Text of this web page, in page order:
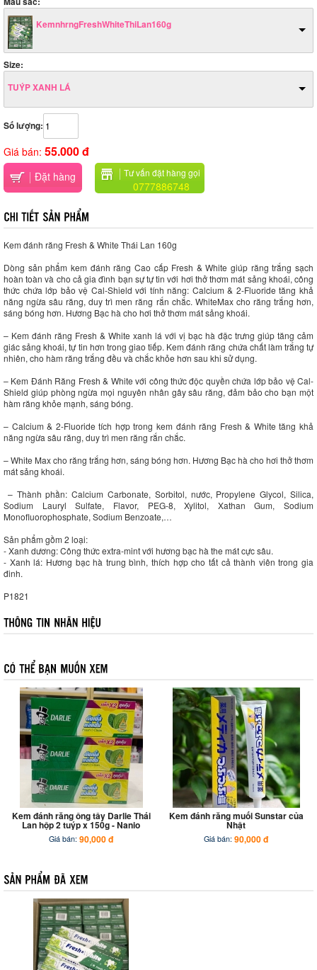
KemnhrngFreshWhiteThiLan160g
Size:
TUÝP XANH LÁ
Số lượng:
Giá bán: 55.000 đ
Đặt hàng Tư vấn đặt hàng gọi
0777886748
Kem đánh răng Fresh & White Thái Lan 160g
Dòng sản phẩm kem đánh răng Cao cấp Fresh & White giúp răng trắng sạch
hoàn toàn và cho cả gia đình bạn sự tự tin với hơi thở thơm mát sảng khoái, công
thức chứa lớp bảo vệ Cal-Shield với tính năng: Calcium & 2-Fluoride tăng khả
năng ngừa sâu răng, duy trì men răng rắn chắc. WhiteMax cho răng trắng hơn,
sáng bóng hơn. Hương Bạc hà cho hơi thở thơm mát sảng khoái.
– Kem đánh răng Fresh & White xanh lá với vị bạc hà đặc trưng giúp tăng cảm
giác sảng khoái, tự tin hơn trong giao tiếp. Kem đánh răng chứa chất làm trắng tự
nhiên, cho hàm răng trắng đều và chắc khỏe hơn sau khi sử dụng.
– Kem Đánh Răng Fresh & White với công thức độc quyền chứa lớp bảo vệ Cal-
Shield giúp phòng ngừa mọi nguyên nhân gây sâu răng, đảm bảo cho bạn một
hàm răng khỏe mạnh, sáng bóng.
– Calcium & 2-Fluoride tích hợp trong kem đánh răng Fresh & White tăng khả
năng ngừa sâu răng, duy trì men răng rắn chắc.
– White Max cho răng trắng hơn, sáng bóng hơn. Hương Bạc hà cho hơi thở thơm
mát sảng khoái.
– Thành phần: Calcium Carbonate, Sorbitol, nước, Propylene Glycol, Silica,
Sodium Lauryl Sulfate, Flavor, PEG-8, Xylitol, Xathan Gum, Sodium
Monofluorophosphate, Sodium Benzoate,…
Sản phẩm gồm 2 loại:
- Xanh dương: Công thức extra-mint với hương bạc hà the mát cực sâu.
- Xanh lá: Hương bạc hà trung bình, thích hợp cho tất cả thành viên trong gia
đinh.
P1821
Kem đánh răng ông tây Darlie Thái
Lan hộp 2 tuýp x 150g - Nanio
Giá bán: 90,000 đ
Kem đánh răng muối Sunstar của
Nhật
Giá bán: 90,000 đ